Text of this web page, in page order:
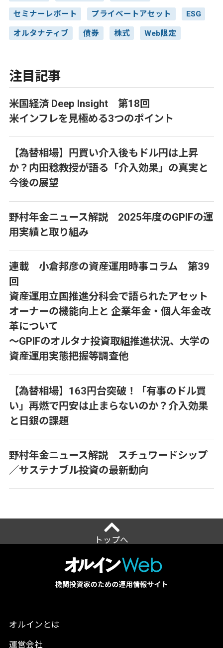
セミナーレポート プライベートアセット ESG
オルタナティブ 債券 株式 Web限定
注目記事
米国経済 Deep Insight 第18回
米インフレを見極める3つのポイント
【為替相場】円買い介入後もドル円は上昇
か？内田稔教授が語る「介入効果」の真実と
今後の展望
野村年金ニュース解説 2025年度のGPIFの運
用実績と取り組み
連載 小倉邦彦の資産運用時事コラム 第39
回
資産運用立国推進分科会で語られたアセット
オーナーの機能向上と 企業年金・個人年金改
革について
～GPIFのオルタナ投資取組推進状況、大学の
資産運用実態把握等調査他
【為替相場】163円台突破！「有事のドル買
い」再燃で円安は止まらないのか？介入効果
と日銀の課題
野村年金ニュース解説 スチュワードシップ
／サステナブル投資の最新動向
トップへ
オルインとは
運営会社